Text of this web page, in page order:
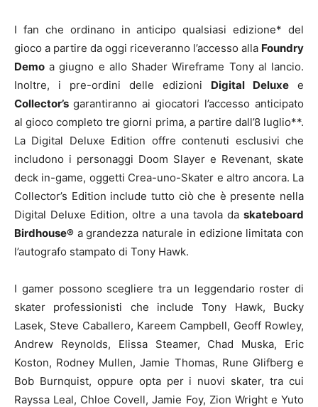
I fan che ordinano in anticipo qualsiasi edizione* del
gioco a partire da oggi riceveranno l’accesso alla Foundry
Demo a giugno e allo Shader Wireframe Tony al lancio.
Inoltre, i pre-ordini delle edizioni Digital Deluxe e
Collector’s garantiranno ai giocatori l’accesso anticipato
al gioco completo tre giorni prima, a partire dall’8 luglio**.
La Digital Deluxe Edition offre contenuti esclusivi che
includono i personaggi Doom Slayer e Revenant, skate
deck in-game, oggetti Crea-uno-Skater e altro ancora. La
Collector’s Edition include tutto ciò che è presente nella
Digital Deluxe Edition, oltre a una tavola da skateboard
Birdhouse® a grandezza naturale in edizione limitata con
l’autografo stampato di Tony Hawk.
I gamer possono scegliere tra un leggendario roster di
skater professionisti che include Tony Hawk, Bucky
Lasek, Steve Caballero, Kareem Campbell, Geoff Rowley,
Andrew Reynolds, Elissa Steamer, Chad Muska, Eric
Koston, Rodney Mullen, Jamie Thomas, Rune Glifberg e
Bob Burnquist, oppure opta per i nuovi skater, tra cui
Rayssa Leal, Chloe Covell, Jamie Foy, Zion Wright e Yuto